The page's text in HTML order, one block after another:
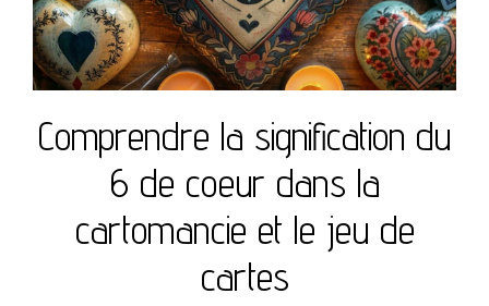
Comprendre la signification du
6 de coeur dans la
cartomancie et le jeu de
cartes